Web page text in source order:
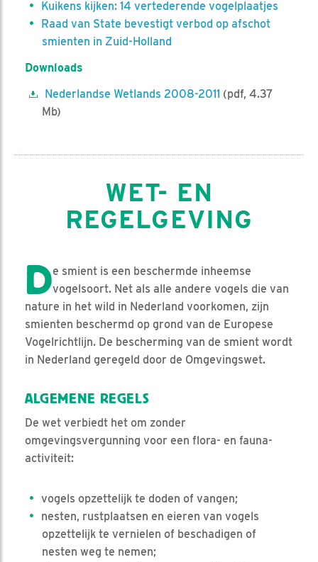
Kuikens kijken: 14 vertederende vogelplaatjes
Raad van State bevestigt verbod op afschot
smienten in Zuid-Holland
Downloads
Nederlandse Wetlands 2008-2011 (pdf, 4.37
Mb)
WET- EN
REGELGEVING
De smient is een beschermde inheemse
vogelsoort. Net als alle andere vogels die van
nature in het wild in Nederland voorkomen, zijn
smienten beschermd op grond van de Europese
Vogelrichtlijn. De bescherming van de smient wordt
in Nederland geregeld door de Omgevingswet.
ALGEMENE REGELS
De wet verbiedt het om zonder
omgevingsvergunning voor een flora- en fauna-
activiteit:
vogels opzettelijk te doden of vangen;
nesten, rustplaatsen en eieren van vogels
opzettelijk te vernielen of beschadigen of
nesten weg te nemen;